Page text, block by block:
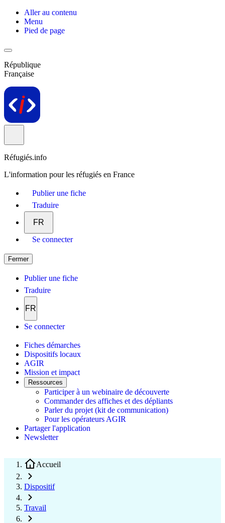
Aller au contenu
Menu
Pied de page
République
Française
Réfugiés.info
L'information pour les réfugiés en France
Publier une fiche
Traduire
FR
Se connecter
Fermer
Publier une fiche
Traduire
FR
Se connecter
Fiches démarches
Dispositifs locaux
AGIR
Mission et impact
Ressources
Participer à un webinaire de découverte
Commander des affiches et des dépliants
Parler du projet (kit de communication)
Pour les opérateurs AGIR
Partager l'application
Newsletter
Accueil
Dispositif
Travail